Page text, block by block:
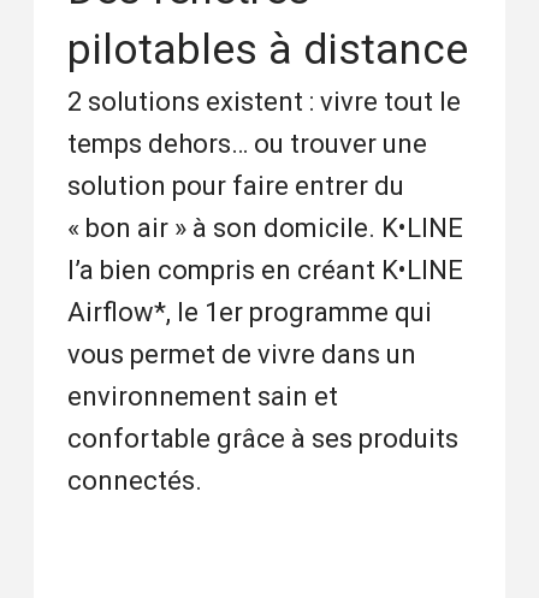
pilotables à distance
2 solutions existent : vivre tout le
temps dehors… ou trouver une
solution pour faire entrer du
« bon air » à son domicile. K•LINE
l’a bien compris en créant K•LINE
Airflow*, le 1er programme qui
vous permet de vivre dans un
environnement sain et
confortable grâce à ses produits
connectés.